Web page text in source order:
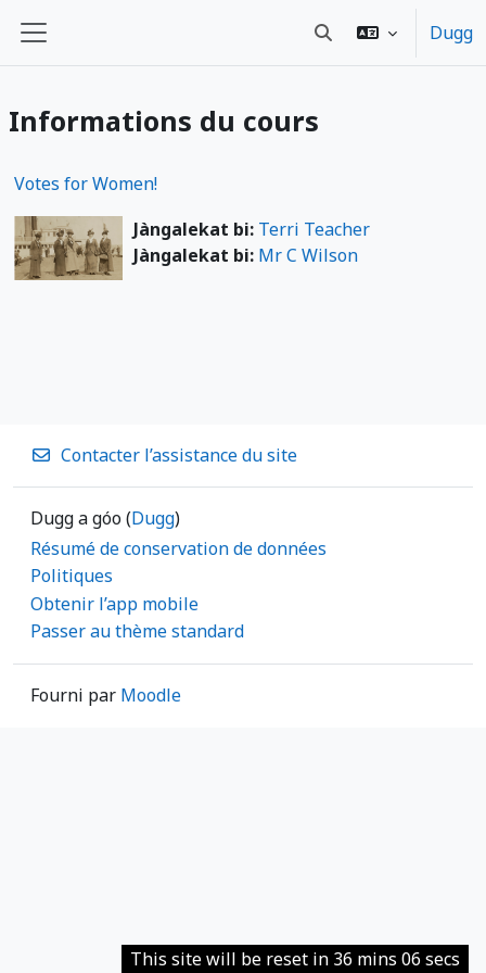
Panneau latéral Activer/désactiver la
Dugg
Informations du cours
Votes for Women!
Jàngalekat bi: Terri Teacher
Jàngalekat bi: Mr C Wilson
Contacter l’assistance du site
Dugg a góo (Dugg)
Résumé de conservation de données
Politiques
Obtenir l’app mobile
Passer au thème standard
Fourni par Moodle
This site will be reset in 36 mins 06 secs